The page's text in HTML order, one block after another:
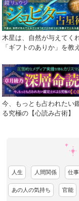
木星は、自然が与えてく
「ギフトのありか」を教
今、もっとも占われたい
る究極の【心読み占術】
人生 人間関係 仕事
あの人の気持ち 官能